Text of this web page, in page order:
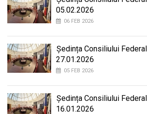
05.02.2026
06 FEB 2026
Ședința Consiliului
27.01.2026
05 FEB 2026
Ședința Consiliului
16.01.2026